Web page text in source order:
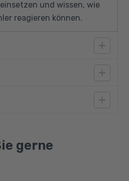
und wissen, wie
reagieren können.
(Eigenschaften,
Typuntersuchung
gute
und mit Dateien
sind grundlegende
Syntax und erste
gerne